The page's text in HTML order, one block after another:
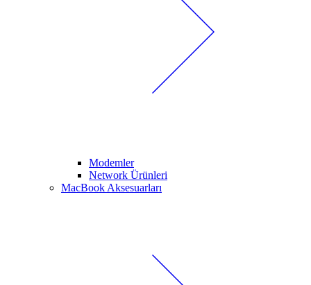
Modemler
Network Ürünleri
MacBook Aksesuarları